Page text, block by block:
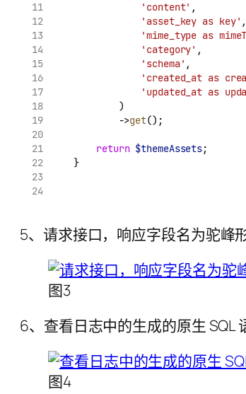
'content' ,
'asset_key as key' ,
'mime_type as
'category' ,
'schema' ,
'created_at as
'updated_at as
            )
            ->
get();
return $themeAssets;
    }
5、请求接口，响应字段名为驼峰
图3
6、查看日志中的生成的原生 SQL
图4